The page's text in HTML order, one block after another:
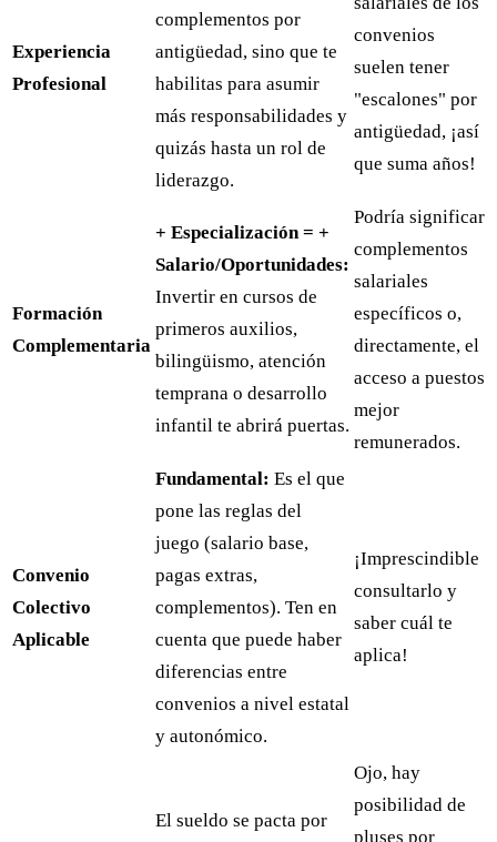
Experiencia
Profesional
complementos por
antigüedad, sino que te
habilitas para asumir
más responsabilidades y
quizás hasta un rol de
liderazgo.
convenios
suelen tener
"escalones" por
antigüedad, ¡así
que suma años!
Formación
Complementaria
+ Especialización = +
Salario/Oportunidades:
Invertir en cursos de
primeros auxilios,
bilingüismo, atención
temprana o desarrollo
infantil te abrirá puertas.
Podría significar
complementos
salariales
específicos o,
directamente, el
acceso a puestos
mejor
remunerados.
Convenio
Colectivo
Aplicable
Fundamental: Es el que
pone las reglas del
juego (salario base,
pagas extras,
complementos). Ten en
cuenta que puede haber
diferencias entre
convenios a nivel estatal
y autonómico.
¡Imprescindible
consultarlo y
saber cuál te
aplica!
El sueldo se pacta por
Ojo, hay
posibilidad de
pluses por